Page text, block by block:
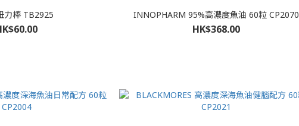
力棒 TB2925 INNOPHARM 95%高濃度魚油 60粒 CP2070
HK$368.00